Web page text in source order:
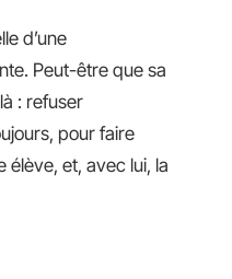
d’une
Peut-être que sa
: refuser
pour faire
élève, et, avec lui, la